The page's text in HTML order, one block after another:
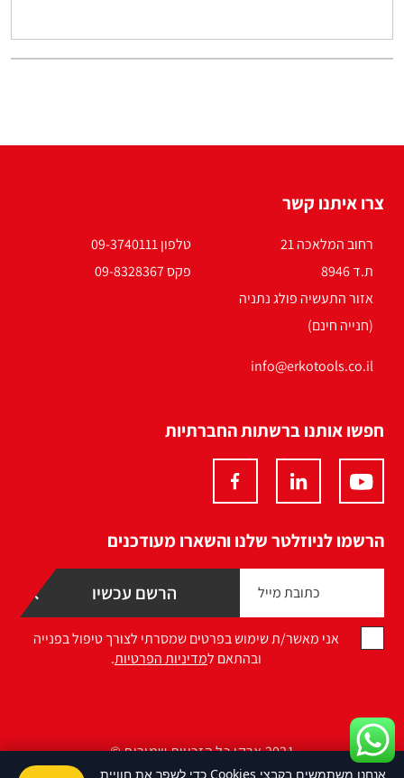
צרו איתנו קשר
רחוב המלאכה 21
ת.ד 8946
אזור התעשיה פולג נתניה
(חנייה חינם)
טלפון 09-3740111
פקס 09-8328367
info@erkotools.co.il
חפשו אותנו ברשתות החברתיות
הרשמו לניוזלטר שלנו והשארו מעודכנים
אני מאשר/ת שימוש בפרטים שמסרתי לצורך טיפול בפנייה
ובהתאם למדיניות הפרטיות.
2021 ארקו כל הזכויות שמורות ©
אנחנו משתמשים בקבצי Cookies כדי לשפר את חוויית